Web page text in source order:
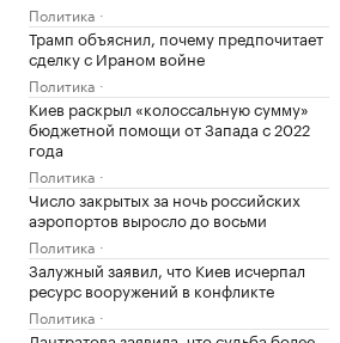
Политика
Трамп объяснил, почему предпочитает
сделку с Ираном войне
Политика
Киев раскрыл «колоссальную сумму»
бюджетной помощи от Запада с 2022
года
Политика
Число закрытых за ночь российских
аэропортов выросло до восьми
Политика
Залужный заявил, что Киев исчерпал
ресурс вооружений в конфликте
Политика